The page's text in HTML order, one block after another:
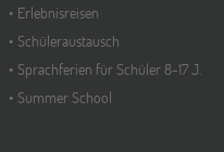
Erlebnisreisen
Schüleraustausch
Sprachferien für Schüler 8-17 J.
Summer School